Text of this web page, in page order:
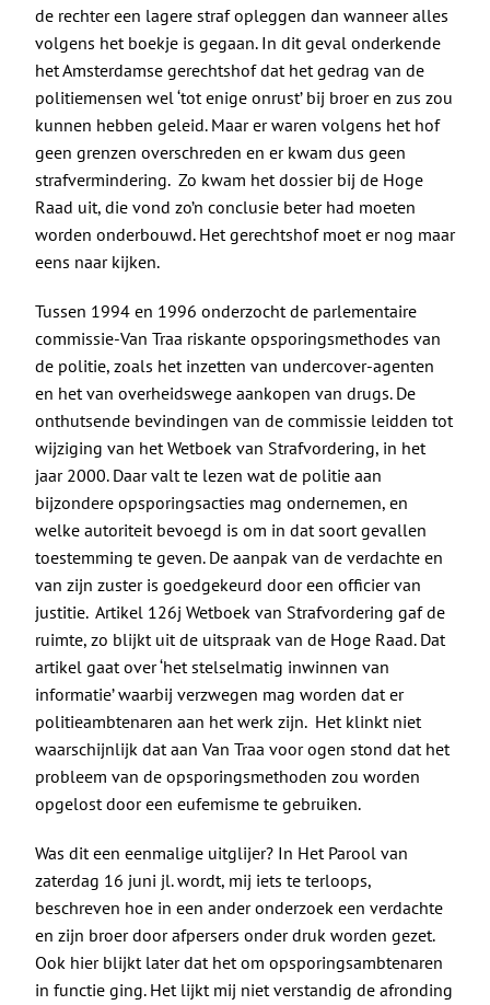
de rechter een lagere straf opleggen dan wanneer alles
volgens het boekje is gegaan. In dit geval onderkende
het Amsterdamse gerechtshof dat het gedrag van de
politiemensen wel ‘tot enige onrust’ bij broer en zus zou
kunnen hebben geleid. Maar er waren volgens het hof
geen grenzen overschreden en er kwam dus geen
strafvermindering. Zo kwam het dossier bij de Hoge
Raad uit, die vond zo’n conclusie beter had moeten
worden onderbouwd. Het gerechtshof moet er nog maar
eens naar kijken.
Tussen 1994 en 1996 onderzocht de parlementaire
commissie-Van Traa riskante opsporingsmethodes van
de politie, zoals het inzetten van undercover-agenten
en het van overheidswege aankopen van drugs. De
onthutsende bevindingen van de commissie leidden tot
wijziging van het Wetboek van Strafvordering, in het
jaar 2000. Daar valt te lezen wat de politie aan
bijzondere opsporingsacties mag ondernemen, en
welke autoriteit bevoegd is om in dat soort gevallen
toestemming te geven. De aanpak van de verdachte en
van zijn zuster is goedgekeurd door een officier van
justitie. Artikel 126j Wetboek van Strafvordering gaf de
ruimte, zo blijkt uit de uitspraak van de Hoge Raad. Dat
artikel gaat over ‘het stelselmatig inwinnen van
informatie’ waarbij verzwegen mag worden dat er
politieambtenaren aan het werk zijn. Het klinkt niet
waarschijnlijk dat aan Van Traa voor ogen stond dat het
probleem van de opsporingsmethoden zou worden
opgelost door een eufemisme te gebruiken.
Was dit een eenmalige uitglijer? In Het Parool van
zaterdag 16 juni jl. wordt, mij iets te terloops,
beschreven hoe in een ander onderzoek een verdachte
en zijn broer door afpersers onder druk worden gezet.
Ook hier blijkt later dat het om opsporingsambtenaren
in functie ging. Het lijkt mij niet verstandig de afronding